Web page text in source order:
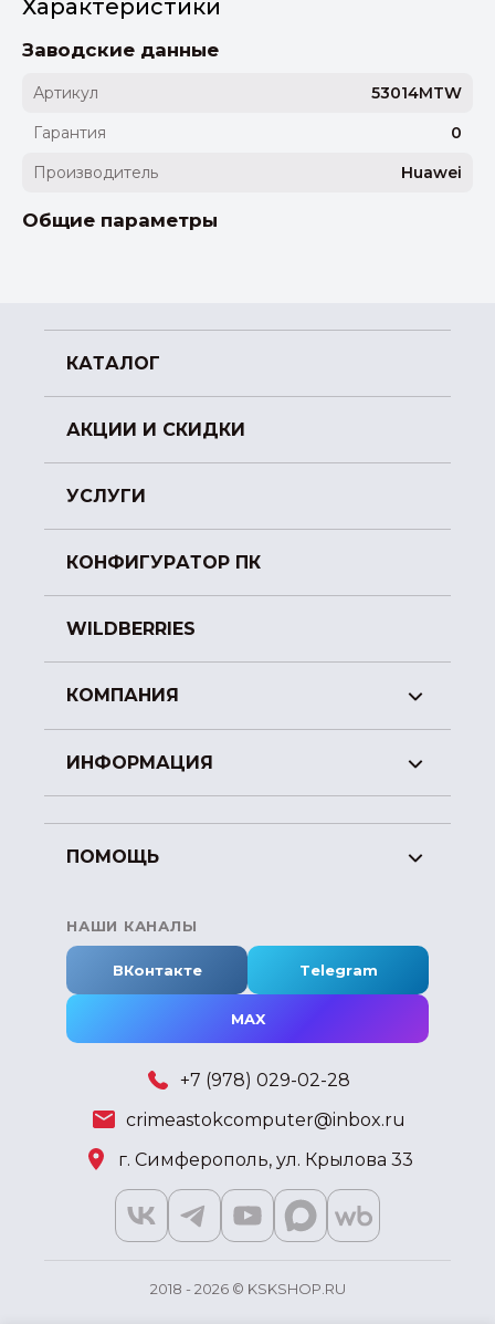
Характеристики
Заводские данные
Артикул
53014MTW
Гарантия
0
Производитель
Huawei
Общие параметры
КАТАЛОГ
АКЦИИ И СКИДКИ
УСЛУГИ
КОНФИГУРАТОР ПК
WILDBERRIES
КОМПАНИЯ
ИНФОРМАЦИЯ
ПОМОЩЬ
НАШИ КАНАЛЫ
ВКонтакте Telegram
MAX
+7 (978) 029-02-28
crimeastokcomputer@inbox.ru
г. Симферополь, ул. Крылова 33
2018 - 2026 © KSKSHOP.RU